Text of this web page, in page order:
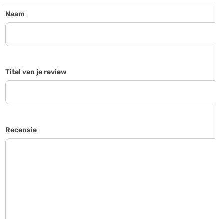
Naam
Titel van je review
Recensie